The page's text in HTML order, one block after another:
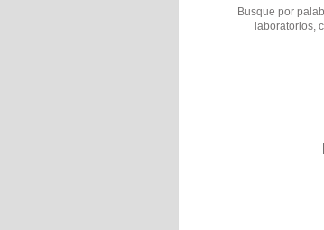
Busque por
laboratorios,